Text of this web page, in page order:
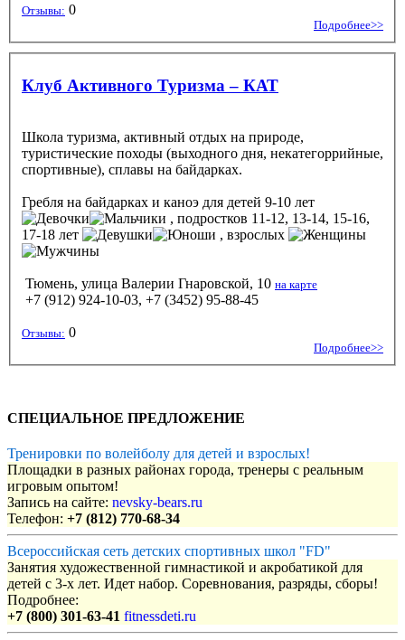
Отзывы: 0
Подробнее>>
Клуб Активного Туризма – КАТ
Школа туризма, активный отдых на природе,
туристические походы (выходного дня, некатегоррийные,
спортивные), сплавы на байдарках.
Гребля на байдарках и каноэ для детей 9-10 лет
, подростков 11-12, 13-14, 15-16,
17-18 лет
, взрослых
Тюмень, улица Валерии Гнаровской, 10 на карте
+7 (912) 924-10-03, +7 (3452) 95-88-45
Отзывы: 0
Подробнее>>
СПЕЦИАЛЬНОЕ ПРЕДЛОЖЕНИЕ
Тренировки по волейболу для детей и взрослых!
Площадки в разных районах города, тренеры с реальным
игровым опытом!
Запись на сайте: nevsky-bears.ru
Телефон: +7 (812) 770-68-34
Всероссийская сеть детских спортивных школ "FD"
Занятия художественной гимнастикой и акробатикой для
детей с 3-х лет. Идет набор. Соревнования, разряды, сборы!
Подробнее:
+7 (800) 301-63-41 fitnessdeti.ru